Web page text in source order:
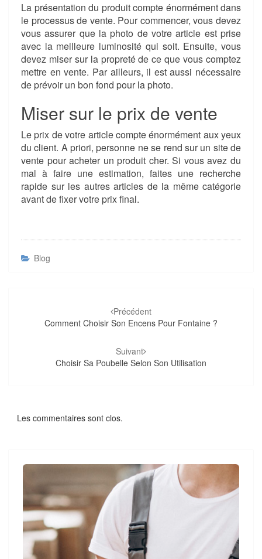
La présentation du produit compte énormément dans
le processus de vente. Pour commencer, vous devez
vous assurer que la photo de votre article est prise
avec la meilleure luminosité qui soit. Ensuite, vous
devez miser sur la propreté de ce que vous comptez
mettre en vente. Par ailleurs, il est aussi nécessaire
de prévoir un bon fond pour la photo.
Miser sur le prix de vente
Le prix de votre article compte énormément aux yeux
du client. A priori, personne ne se rend sur un site de
vente pour acheter un produit cher. Si vous avez du
mal à faire une estimation, faites une recherche
rapide sur les autres articles de la même catégorie
avant de fixer votre prix final.
Blog
d'article
Précédent
Comment Choisir Son Encens Pour Fontaine ?
Suivant
Choisir Sa Poubelle Selon Son Utilisation
Les commentaires sont clos.